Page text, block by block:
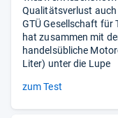
Qualitätsverlust
GTÜ Gesellschaft für
hat zusammen mit
handelsübliche
Liter) unter die Lupe
zum Test